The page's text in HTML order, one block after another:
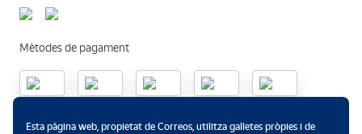
Mètodes de pagament
Esta pàgina web, propietat de Correos, utilitza galletes pròpies i de